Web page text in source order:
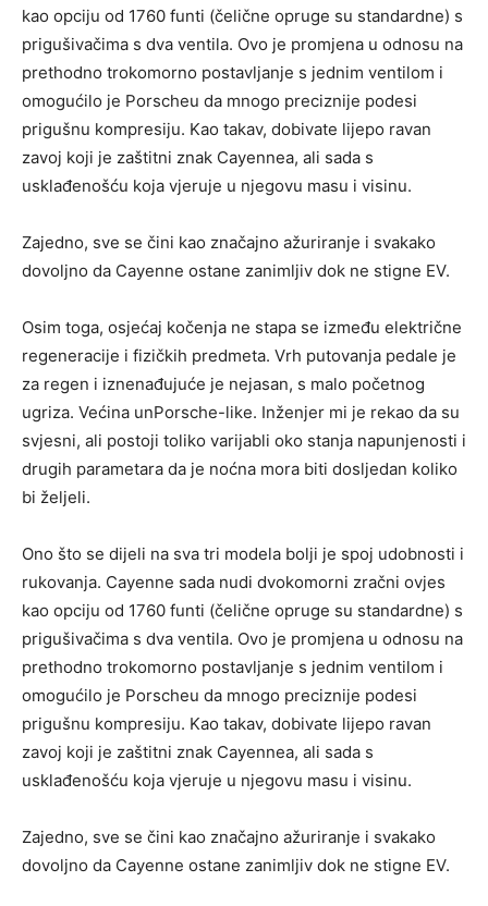
kao opciju od 1760 funti (čelične opruge su standardne) s
prigušivačima s dva ventila. Ovo je promjena u odnosu na
prethodno trokomorno postavljanje s jednim ventilom i
omogućilo je Porscheu da mnogo preciznije podesi
prigušnu kompresiju. Kao takav, dobivate lijepo ravan
zavoj koji je zaštitni znak Cayennea, ali sada s
usklađenošću koja vjeruje u njegovu masu i visinu.
Zajedno, sve se čini kao značajno ažuriranje i svakako
dovoljno da Cayenne ostane zanimljiv dok ne stigne EV.
Osim toga, osjećaj kočenja ne stapa se između električne
regeneracije i fizičkih predmeta. Vrh putovanja pedale je
za regen i iznenađujuće je nejasan, s malo početnog
ugriza. Većina unPorsche-like. Inženjer mi je rekao da su
svjesni, ali postoji toliko varijabli oko stanja napunjenosti i
drugih parametara da je noćna mora biti dosljedan koliko
bi željeli.
Ono što se dijeli na sva tri modela bolji je spoj udobnosti i
rukovanja. Cayenne sada nudi dvokomorni zračni ovjes
kao opciju od 1760 funti (čelične opruge su standardne) s
prigušivačima s dva ventila. Ovo je promjena u odnosu na
prethodno trokomorno postavljanje s jednim ventilom i
omogućilo je Porscheu da mnogo preciznije podesi
prigušnu kompresiju. Kao takav, dobivate lijepo ravan
zavoj koji je zaštitni znak Cayennea, ali sada s
usklađenošću koja vjeruje u njegovu masu i visinu.
Zajedno, sve se čini kao značajno ažuriranje i svakako
dovoljno da Cayenne ostane zanimljiv dok ne stigne EV.